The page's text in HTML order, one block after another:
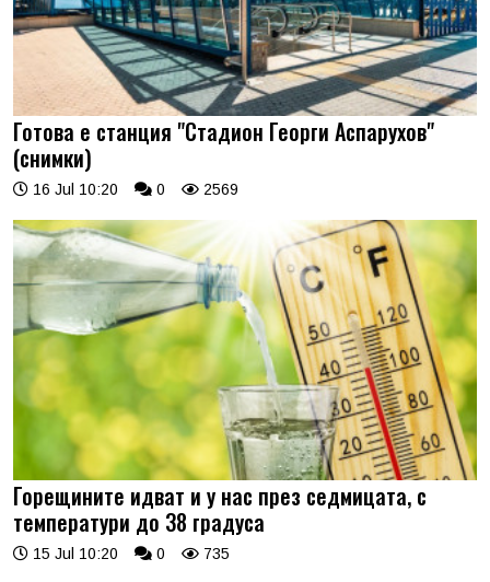
Готова е станция "Стадион Георги Аспарухов"
(снимки)
16 Jul 10:20 0 2569
Горещините идват и у нас през седмицата, с
температури до 38 градуса
15 Jul 10:20 0 735